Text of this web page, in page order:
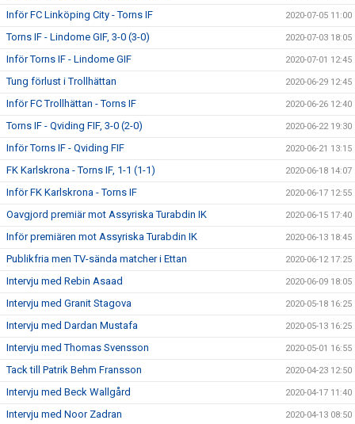
Inför FC Linköping City - Torns IF 2020-07-05 11:00
Torns IF - Lindome GIF, 3-0 (3-0) 2020-07-03 18:05
Inför Torns IF - Lindome GIF 2020-07-01 12:45
Tung förlust i Trollhättan 2020-06-29 12:45
Inför FC Trollhättan - Torns IF 2020-06-26 12:40
Torns IF - Qviding FIF, 3-0 (2-0) 2020-06-22 19:30
Inför Torns IF - Qviding FIF 2020-06-21 13:15
FK Karlskrona - Torns IF, 1-1 (1-1) 2020-06-18 14:07
Inför FK Karlskrona - Torns IF 2020-06-17 12:55
Oavgjord premiär mot Assyriska Turabdin IK 2020-06-15 17:40
Inför premiären mot Assyriska Turabdin IK 2020-06-13 18:45
Publikfria men TV-sända matcher i Ettan 2020-06-12 17:25
Intervju med Rebin Asaad 2020-06-09 18:05
Intervju med Granit Stagova 2020-05-18 16:25
Intervju med Dardan Mustafa 2020-05-13 16:25
Intervju med Thomas Svensson 2020-05-01 16:55
Tack till Patrik Behm Fransson 2020-04-23 12:50
Intervju med Beck Wallgård 2020-04-17 11:40
Intervju med Noor Zadran 2020-04-13 08:50